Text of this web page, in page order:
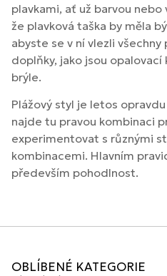
plavkami, ať už barvou
že plavková taška by měla
abyste se v ní vlezli
doplňky, jako jsou opalovací
brýle.
Plážový styl je letos
najde tu pravou kombinaci
experimentovat s různými
kombinacemi. Hlavním
především pohodlnost.
OBLÍBENÉ KATEGORIE